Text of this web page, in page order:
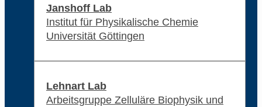
Janshoff Lab
Institut für Physikalische Chemie
Universität Göttingen
Lehnart Lab
Arbeitsgruppe Zelluläre Biophysik und